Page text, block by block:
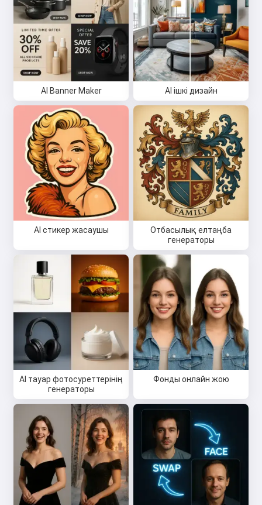
AI Banner Maker AI ішкі дизайн
AI стикер жасаушы
Отбасылық елтаңба
генераторы
AI тауар фотосуреттерінің
генераторы
Фонды онлайн жою
Сәлем 👋
Мен әндер жасай аламын,
өлеңдер мен құттықтаулар
жаза аламын 🥰